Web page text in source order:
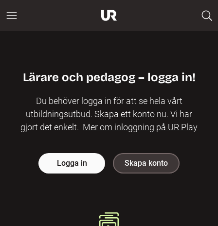
Lärare och pedagog – logga in!
Du behöver logga in för att se hela vårt
utbildningsutbud. Skapa ett konto nu. Vi har
gjort det enkelt. Mer om inloggning på UR Play
Logga in Skapa konto